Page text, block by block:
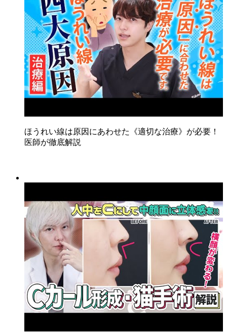
ほうれい線は原因にあわせた《適切な治療》が必要！
医師が徹底解説